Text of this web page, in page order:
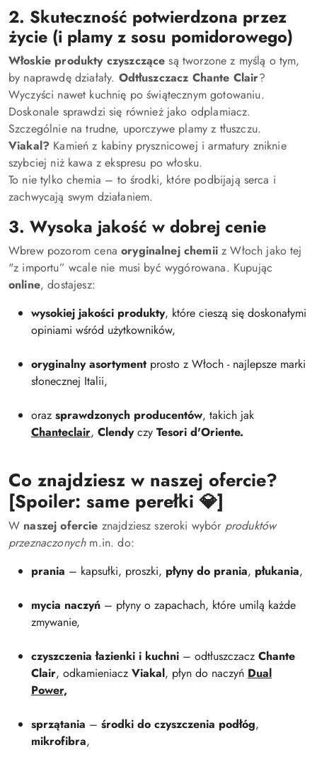
2. Skuteczność potwierdzona przez
życie (i plamy z sosu pomidorowego)
Włoskie produkty czyszczące są tworzone z myślą o tym,
by naprawdę działały. Odtłuszczacz Chante Clair?
Wyczyści nawet kuchnię po świątecznym gotowaniu.
Doskonale sprawdzi się również jako odplamiacz.
Szczególnie na trudne, uporczywe plamy z tłuszczu.
Viakal? Kamień z kabiny prysznicowej i armatury zniknie
szybciej niż kawa z ekspresu po włosku.
To nie tylko chemia – to środki, które podbijają serca i
zachwycają swym działaniem.
3. Wysoka jakość w dobrej cenie
Wbrew pozorom cenaoryginalnej chemiiz Włoch jako tej
"z importu” wcale nie musi być wygórowana. Kupując
online, dostajesz:
wysokiej jakości produkty, które cieszą się doskonałymi
opiniami wśród użytkowników,
oryginalny asortyment prosto z Włoch - najlepsze marki
słonecznej Italii,
oraz sprawdzonych producentów, takich jak
Chanteclair, Clendyczy Tesori d'Oriente.
Co znajdziesz w naszej ofercie?
[Spoiler: same perełki 💎]
W naszej ofercie znajdziesz szeroki wybór produktów
przeznaczonychm.in. do:
prania – kapsułki, proszki, płyny do prania, płukania,
mycia naczyń – płyny o zapachach, które umilą każde
zmywanie,
czyszczenia łazienki i kuchni – odtłuszczacz Chante
Clair, odkamieniacz Viakal, płyn do naczyń Dual
Power,
sprzątania – środki do czyszczenia podłóg,
mikrofibra,